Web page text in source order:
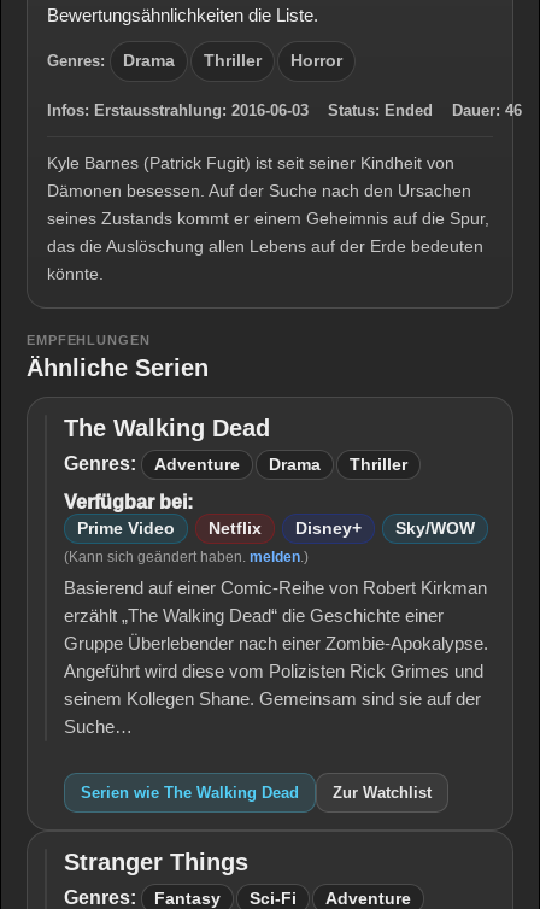
Bewertungsähnlichkeiten die Liste.
Genres: Drama Thriller Horror
Infos: Erstausstrahlung: 2016-06-03 Status: Ended Dauer: 46
Kyle Barnes (Patrick Fugit) ist seit seiner Kindheit von
Dämonen besessen. Auf der Suche nach den Ursachen
seines Zustands kommt er einem Geheimnis auf die Spur,
das die Auslöschung allen Lebens auf der Erde bedeuten
könnte.
EMPFEHLUNGEN
Ähnliche Serien
The
Walking
The Walking Dead
Genres: Adventure Drama Thriller
Verfügbar bei:
Prime Video Netflix Disney+ Sky/WOW
(Kann sich geändert haben. melden.)
Basierend auf einer Comic-Reihe von Robert Kirkman
erzählt „The Walking Dead“ die Geschichte einer
Gruppe Überlebender nach einer Zombie-Apokalypse.
Angeführt wird diese vom Polizisten Rick Grimes und
seinem Kollegen Shane. Gemeinsam sind sie auf der
Suche…
Serien wie The Walking Dead Zur Watchlist
Stranger
Things
Stranger Things
Genres: Fantasy Sci-Fi Adventure